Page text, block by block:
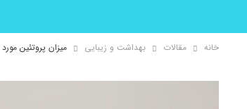
خانه مقالات بهداشت و زیبایی میزان پروتئین